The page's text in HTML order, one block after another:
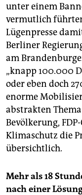
unter einem
vermutlich
Lügenpresse
Berliner
am
„knapp 100.000
oder eben doch
enorme
abstrakten
Bevölkerung,
Klimaschutz die
übersichtlich.
Mehr als 18
nach einer